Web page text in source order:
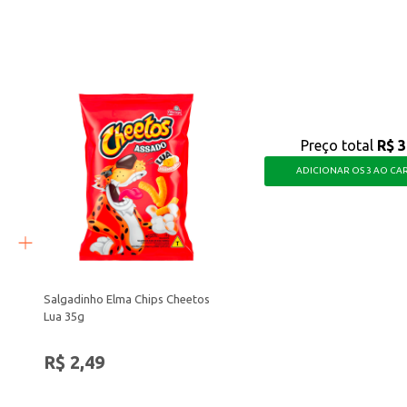
Salgadinho Elma Chips Cheetos
Lua 35g
R$ 2,49
Preço total R$
ADICIONAR OS 3 AO